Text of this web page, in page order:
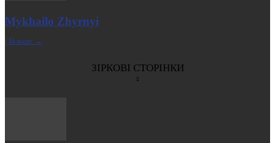
Mykhailo Zhyrnyi
| Більше →
ЗІРКОВІ СТОРІНКИ